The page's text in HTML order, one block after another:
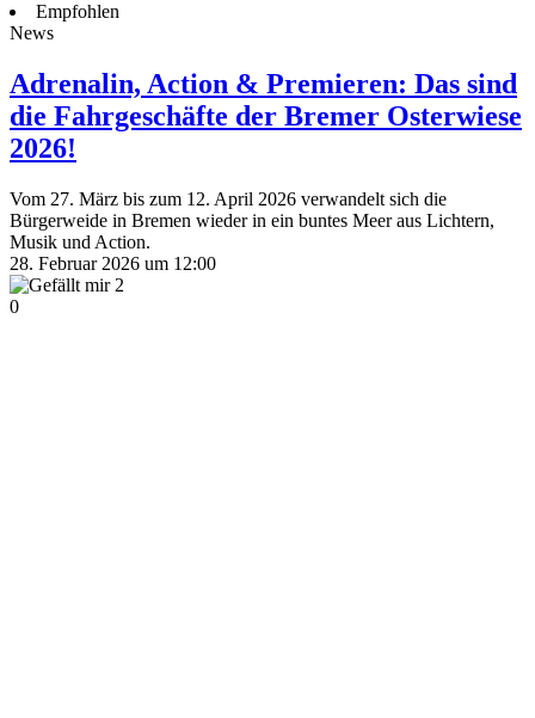
Empfohlen
News
Adrenalin, Action & Premieren: Das sind
die Fahrgeschäfte der Bremer Osterwiese
2026!
Vom 27. März bis zum 12. April 2026 verwandelt sich die
Bürgerweide in Bremen wieder in ein buntes Meer aus Lichtern,
Musik und Action.
28. Februar 2026 um 12:00
2
0